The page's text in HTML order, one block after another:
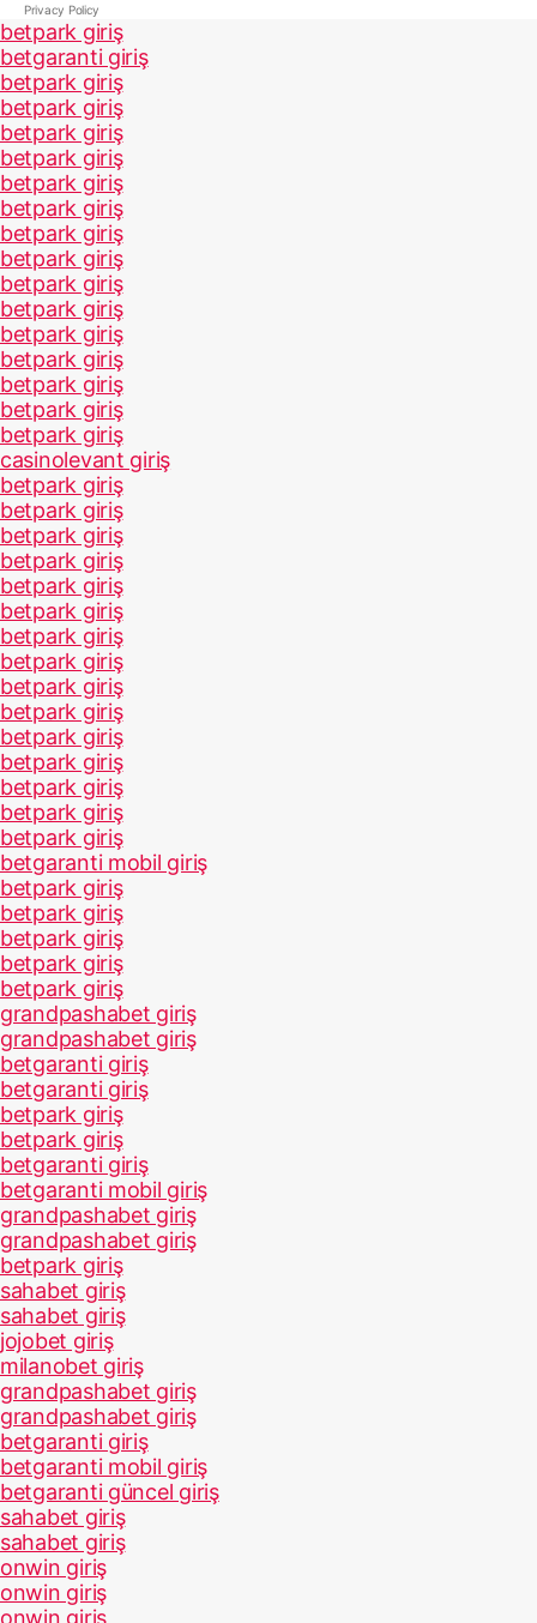
Privacy Policy
betpark giriş
betgaranti giriş
betpark giriş
betpark giriş
betpark giriş
betpark giriş
betpark giriş
betpark giriş
betpark giriş
betpark giriş
betpark giriş
betpark giriş
betpark giriş
betpark giriş
betpark giriş
betpark giriş
betpark giriş
casinolevant giriş
betpark giriş
betpark giriş
betpark giriş
betpark giriş
betpark giriş
betpark giriş
betpark giriş
betpark giriş
betpark giriş
betpark giriş
betpark giriş
betpark giriş
betpark giriş
betpark giriş
betpark giriş
betgaranti mobil giriş
betpark giriş
betpark giriş
betpark giriş
betpark giriş
betpark giriş
grandpashabet giriş
grandpashabet giriş
betgaranti giriş
betgaranti giriş
betpark giriş
betpark giriş
betgaranti giriş
betgaranti mobil giriş
grandpashabet giriş
grandpashabet giriş
betpark giriş
sahabet giriş
sahabet giriş
jojobet giriş
milanobet giriş
grandpashabet giriş
grandpashabet giriş
betgaranti giriş
betgaranti mobil giriş
betgaranti güncel giriş
sahabet giriş
sahabet giriş
onwin giriş
onwin giriş
onwin giriş